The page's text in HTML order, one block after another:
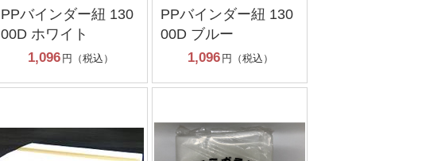
PPバインダー紐 130
00D ホワイト
1,096 円（税込）
PPバインダー紐 130
00D ブルー
1,096 円（税込）